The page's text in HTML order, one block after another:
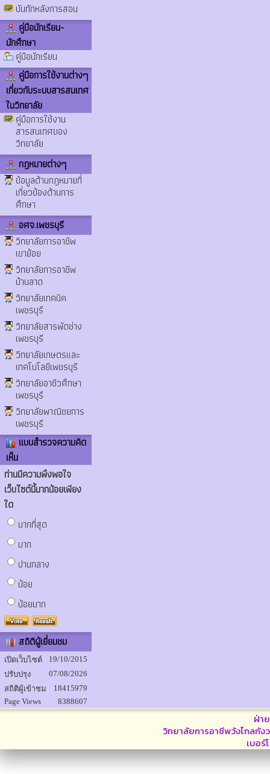
บันทักหลังการสอน
คู่มือนักเรียน-
นักศึกษา
คู่มือนักเรียน
คู่มือการใช้งานต่างๆ
เกี่ยวกับระบบสารสนเทศ
ในวิทยาลัย
คู่มือการใช้งาน
สารสนเทศของ
วิทยาลัย
กฎหมายต่างๆ
ข้อมูลด้านกฎหมายที่
เกี่ยวข้องด้านการ
ศึกษา
อศจ.เพชรบุรี
วิทยาลัยการอาชีพ
เขาย้อย
วิทยาลัยการอาชีพ
บ้านลาด
วิทยาลัยเทคนิค
เพชรบุรี
วิทยาลัยสารพัดช่าง
เพชรบุรี
วิทยาลัยเกษตรและ
เทคโนโลยีเพชรบุรี
วิทยาลัยอาชีวศึกษา
เพชรบุรี
วิทยาลัยพาณิชยการ
เพชรบุรี
แบบสำรวจความคิด
เห็น
ท่านมีความพึงพอใจ
เว็บไซต์นี้มากน้อยเพียง
ใด
มากที่สุด
มาก
ปานกลาง
น้อย
น้อยมาก
สถิติผู้เยี่ยมชม
เปิดเว็บไซต์
19/10/2015
ปรับปรุง
07/08/2026
สถิติผู้เข้าชม
18415979
Page Views
8388607
ฝ่า
วิทยาลัยการอาชีพวังไกลกัง
เบอ